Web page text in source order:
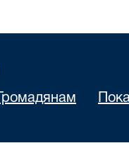
Громадянам